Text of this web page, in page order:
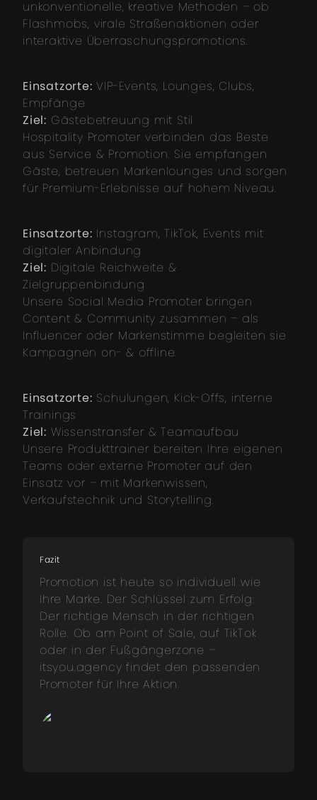
unkonventionelle, kreative Methoden – ob
Flashmobs, virale Straßenaktionen oder
interaktive Überraschungspromotions.
Einsatzorte: VIP-Events, Lounges, Clubs,
Empfänge
Ziel: Gästebetreuung mit Stil
Hospitality Promoter verbinden das Beste
aus Service & Promotion. Sie empfangen
Gäste, betreuen Markenlounges und sorgen
für Premium-Erlebnisse auf hohem Niveau.
Einsatzorte: Instagram, TikTok, Events mit
digitaler Anbindung
Ziel: Digitale Reichweite &
Zielgruppenbindung
Unsere Social Media Promoter bringen
Content & Community zusammen – als
Influencer oder Markenstimme begleiten sie
Kampagnen on- & offline.
Einsatzorte: Schulungen, Kick-Offs, interne
Trainings
Ziel: Wissenstransfer & Teamaufbau
Unsere Produkttrainer bereiten Ihre eigenen
Teams oder externe Promoter auf den
Einsatz vor – mit Markenwissen,
Verkaufstechnik und Storytelling.
Fazit
Promotion ist heute so individuell wie
Ihre Marke. Der Schlüssel zum Erfolg:
Der richtige Mensch in der richtigen
Rolle. Ob am Point of Sale, auf TikTok
oder in der Fußgängerzone –
itsyou.agency findet den passenden
Promoter für Ihre Aktion.